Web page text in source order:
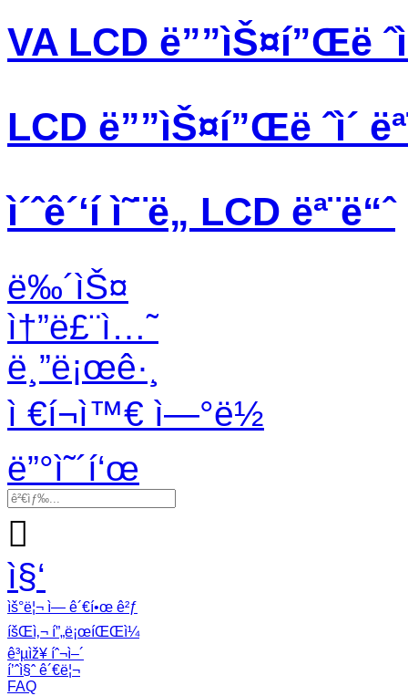
VA LCD ë””ìŠ¤í”Œë
LCD ë””ìŠ¤í”Œë ˆì´
ì´ˆê´‘í­ ì˜¨ë„ LCD ëª¨ë“ˆ
ë‰´ìŠ¤
ì†”ë£¨ì…˜
ë¸”ë¡œê·¸
ì €í¬ì™€ ì—°ë½
ë”°ì˜´í‘œ

ì§‘
ìš°ë¦¬ ì— ê´€í•œ ê²ƒ
íšŒì‚¬ í”„ë¡œíŒŒì¼
ê³µìž¥ íˆ¬ì–´
í’ˆì§ˆ ê´€ë¦¬
FAQ